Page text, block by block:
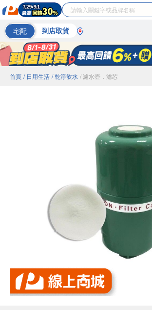
宅配 到店取貨
首頁 / 日用生活 / 乾淨飲水 / 濾水壺．濾芯